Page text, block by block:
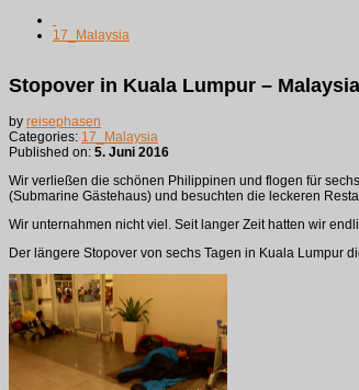
17_Malaysia
Stopover in Kuala Lumpur – Malaysia
by reisephasen
Categories: 17_Malaysia
Published on: 5. Juni 2016
Wir verließen die schönen Philippinen und flogen für
(Submarine Gästehaus) und besuchten die leckeren
Wir unternahmen nicht viel. Seit langer Zeit hatten wir
Der längere Stopover von sechs Tagen in Kuala Lumpur